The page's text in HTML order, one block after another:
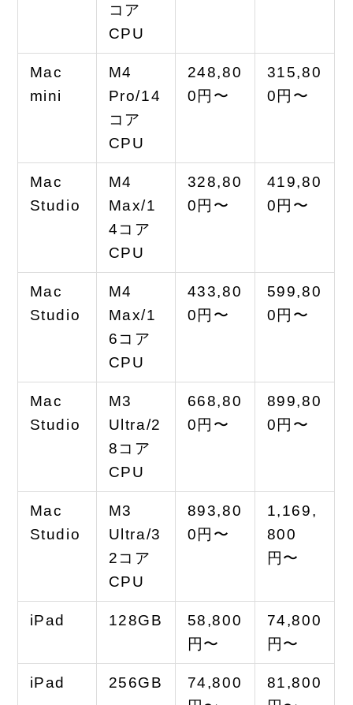
コア
CPU
Mac
mini
M4
Pro/14
コア
CPU
248,80
0円〜
315,80
0円〜
Mac
Studio
M4
Max/1
4コア
CPU
328,80
0円〜
419,80
0円〜
Mac
Studio
M4
Max/1
6コア
CPU
433,80
0円〜
599,80
0円〜
Mac
Studio
M3
Ultra/2
8コア
CPU
668,80
0円〜
899,80
0円〜
Mac
Studio
M3
Ultra/3
2コア
CPU
893,80
0円〜
1,169,
800
円〜
iPad 128GB
58,800
円〜
74,800
円〜
iPad 256GB
74,800
81,800